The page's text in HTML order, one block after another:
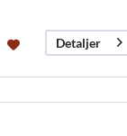
Detaljer